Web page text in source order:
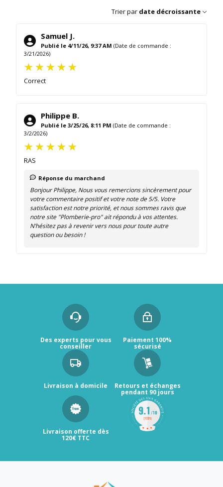
Trier par date décroissante
Samuel J.
Publié le 4/11/26, 9:37 AM (Date de commande :
3/21/2026)
Correct
Philippe B.
Publié le 3/25/26, 8:11 PM (Date de commande :
3/2/2026)
RAS
Réponse du marchand
Bonjour Philippe, Nous vous remercions sincèrement pour
votre commentaire positif et votre note de 5/5. Votre
satisfaction est notre priorité, et nous sommes ravis que
notre site "Plomberie-pro" ait répondu à vos attentes.
N’hésitez pas à revenir vers nous pour toute autre
question ou besoin !
Des experts pour vous
conseiller
Paiement 100%
sécurisé
Livraison à domicile Retours et échanges
pendant 90 jours
Livraison offerte dès
120€ TTC